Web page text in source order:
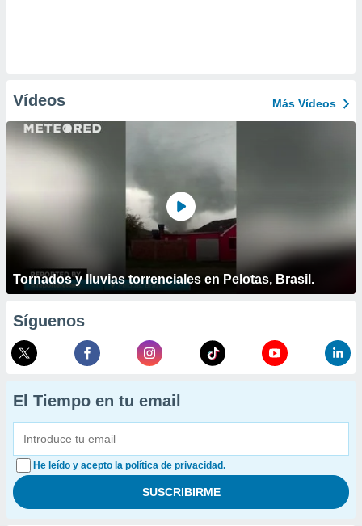
Vídeos Más Vídeos
Tornados y lluvias torrenciales en Pelotas, Brasil.
Síguenos
El Tiempo en tu email
He leído y acepto la política de privacidad.